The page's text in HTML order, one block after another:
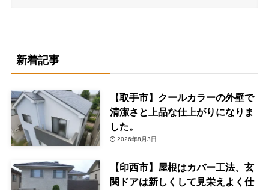
新着記事
【取手市】クールカラーの外壁で
清潔さと上品な仕上がりになりま
した。
2026年8月3日
【印西市】屋根はカバー工法、玄
関ドアは新しくして見栄えよく仕